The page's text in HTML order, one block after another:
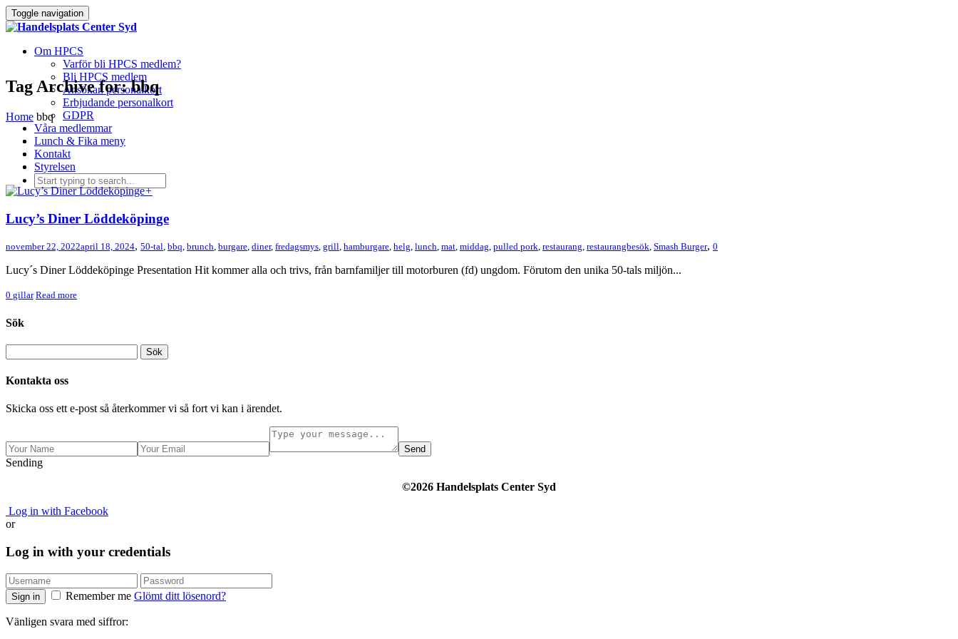
Toggle navigation
Om HPCS
Varför bli HPCS medlem?
Bli HPCS medlem
Ansökan personalkort
Erbjudande personalkort
GDPR
Våra medlemmar
Lunch & Fika meny
Kontakt
Styrelsen
Tag Archive for: bbq
Home bbq
+
Lucy’s Diner Löddeköpinge
november 22, 2022april 18, 2024, 50-tal, bbq, brunch, burgare, diner, fredagsmys, grill, hamburgare, helg, lunch, mat, middag, pulled pork, restaurang, restaurangbesök, Smash Burger, 0
Lucy´s Diner Löddeköpinge Presentation Hit kom­mer alla och trivs, från barn­famil­jer till motor­bu­ren (fd) ung­dom. Föru­tom den unika 50-​tals miljön...
0 gillar Read more
Sök
Kontakta oss
Skicka oss ett e-post så återkommer vi så fort vi kan i ärendet.
Send
Sending
©2026 Handelsplats Center Syd
Log in with Facebook
or
Log in with your credentials
Sign in Remember me Glömt ditt lösenord?
Vänligen svara med siffror: